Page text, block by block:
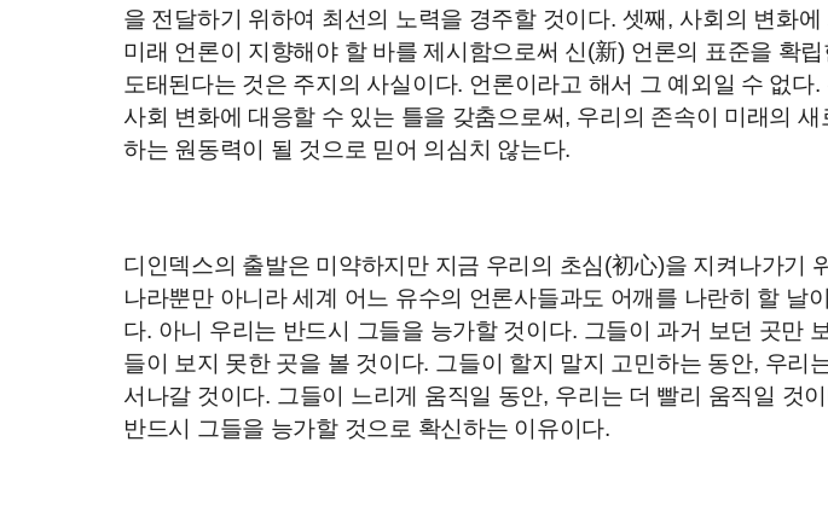
을 전달하기 위하여 최선의 노력을 경주할 것이다. 셋째 , 사회의 변화에
미래 언론이 지향해야 할 바를 제시함으로써 신(新) 언론의 표준을 확
도태된다는 것은 주지의 사실이다. 언론이라고 해서 그 예외일 수 없다.
사회 변화에 대응할 수 있는 틀을 갖춤으로써, 우리의 존속이 미래의
하는 원동력이 될 것으로 믿어 의심치 않는다.
디인덱스의 출발은 미약하지만 지금 우리의 초심(初心)을 지켜나가기
나라뿐만 아니라 세계 어느 유수의 언론사들과도 어깨를 나란히 할 날
다. 아니 우리는 반드시 그들을 능가할 것이다. 그들이 과거 보던 곳만
들이 보지 못한 곳을 볼 것이다. 그들이 할지 말지 고민하는 동안, 우리
서나갈 것이다. 그들이 느리게 움직일 동안, 우리는 더 빨리 움직일 것
반드시 그들을 능가할 것으로 확신하는 이유이다.